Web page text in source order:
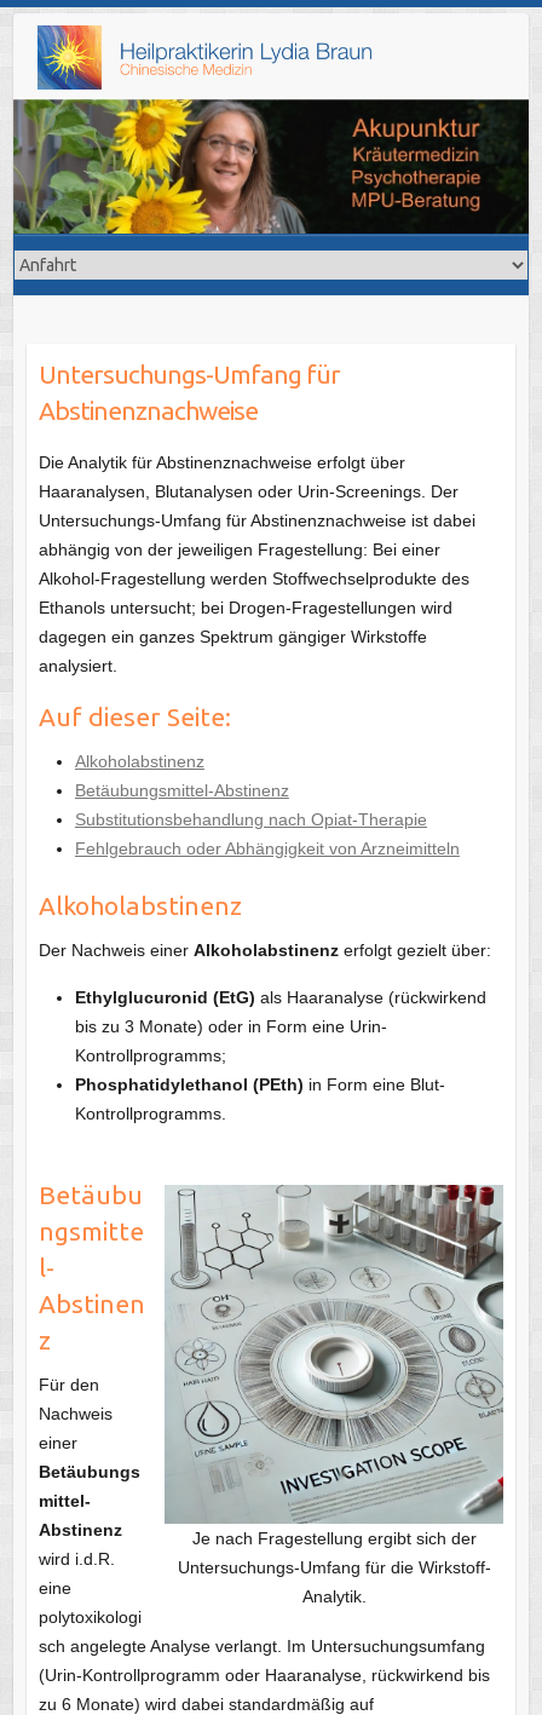
content
Untersuchungs-Umfang für
Abstinenznachweise
Die Analytik für Abstinenznachweise erfolgt über
Haaranalysen, Blutanalysen oder Urin-Screenings. Der
Untersuchungs-Umfang für Abstinenznachweise ist dabei
abhängig von der jeweiligen Fragestellung: Bei einer
Alkohol-Fragestellung werden Stoffwechselprodukte des
Ethanols untersucht; bei Drogen-Fragestellungen wird
dagegen ein ganzes Spektrum gängiger Wirkstoffe
analysiert.
Auf dieser Seite:
Alkoholabstinenz
Betäubungsmittel-Abstinenz
Substitutionsbehandlung nach Opiat-Therapie
Fehlgebrauch oder Abhängigkeit von Arzneimitteln
Alkoholabstinenz
Der Nachweis einer Alkoholabstinenzerfolgt gezielt über:
Ethylglucuronid (EtG) als Haaranalyse (rückwirkend
bis zu 3 Monate) oder in Form eine Urin-
Kontrollprogramms;
Phosphatidylethanol (PEth) in Form eine Blut-
Kontrollprogramms.
Je nach Fragestellung ergibt sich der
Untersuchungs-Umfang für die Wirkstoff-
Analytik.
Betäubu
ngsmitte
l-
Abstinen
z
Für den
Nachweis
einer
Betäubungs
mittel-
Abstinenz
wird i.d.R.
eine
polytoxikologi
sch angelegte Analyse verlangt. Im Untersuchungsumfang
(Urin-Kontrollprogramm oder Haaranalyse, rückwirkend bis
zu 6 Monate) wird dabei standardmäßig auf